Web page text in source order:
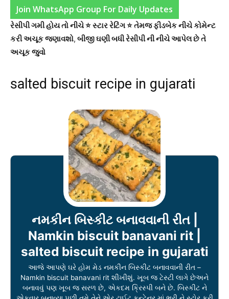
Join WhatsApp Group For Daily Updates
રેસીપી ગમી હોય તો નીચે ⭐ સ્ટાર રેટિંગ ⭐ તેમજ ફીડબેક નીચે કોમેન્ટ
કરી અચૂક જણાવશો, બીજી ઘણી બધી રેસીપી ની નીચે આપેલ છે તે
અચૂક જુવો
salted biscuit recipe in gujarati
નમકીન બિસ્કીટ બનાવવાની રીત |
Namkin biscuit banavani rit |
salted biscuit recipe in gujarati
આજે આપણે ઘરે હોમ મેડ નમકીન બિસ્કીટ બનાવવાની રીત –
Namkin biscuit banavani rit શીખીશું. ખૂબ જ ટેસ્ટી લાગે છેઅને
બનાવવું પણ ખૂબ જ સરળ છે, એકદમ ક્રિસ્પી બને છે. બિસ્કીટ ને